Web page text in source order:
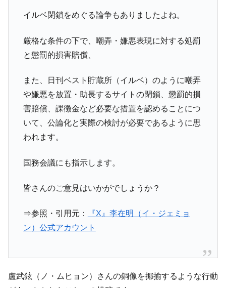
『Money1』
韓国政府『BYD』車への補助金を全廃 ⇒ 実
1.9倍！
『Money1』
在韓米国大使スティールが着韓！⇒ さっそ
ドを掲げる「在韓反米勢力」
『Money1』
韓国政府「2035年までに18.4GW規模のAIデ
ータセンター整備」⇒ だから無理だってば。
『Money1』
JPモルガン「韓国レバレッジETFの清算は
ほぼ終わった」
発。
ャンペーン」⇒ あの名物教授も登場！
ぎ」では。
『Money1』
韓国鉄鋼最大手『POSCO』ズブズブ沈む。
『Money1』
米国下院「韓国の公務員個人をターゲット
にぶん殴る法案」提出！⇒ クーパン問題は合衆国企業に対
する差別。許してはおかぬ
イルベ閉鎖をめぐる論争もありましたよね。
厳格な条件の下で、嘲弄・嫌悪表現に対する処罰
と懲罰的損害賠償、
また、日刊ベスト貯蔵所（イルベ）のように嘲弄
や嫌悪を放置・助長するサイトの閉鎖、懲罰的損
害賠償、課徴金など必要な措置を認めることにつ
いて、公論化と実際の検討が必要であるように思
われます。
国務会議にも指示します。
皆さんのご意見はいかがでしょうか？
⇒参照・引用元：
『X』李在明（イ・ジェミョ
ン）公式アカウント
盧武鉉（ノ・ムヒョン）さんの銅像を揶揄するような行動